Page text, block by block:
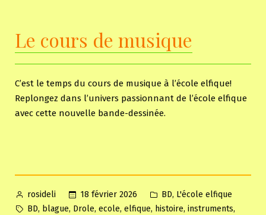
Le cours de musique
C’est le temps du cours de musique à l’école elfique!
Replongez dans l’univers passionnant de l’école elfique
avec cette nouvelle bande-dessinée.
Posted
by
rosideli 18 février 2026
Posted
in
BD, L'école elfique
Tags:
BD, blague, Drole, ecole, elfique, histoire, instruments,